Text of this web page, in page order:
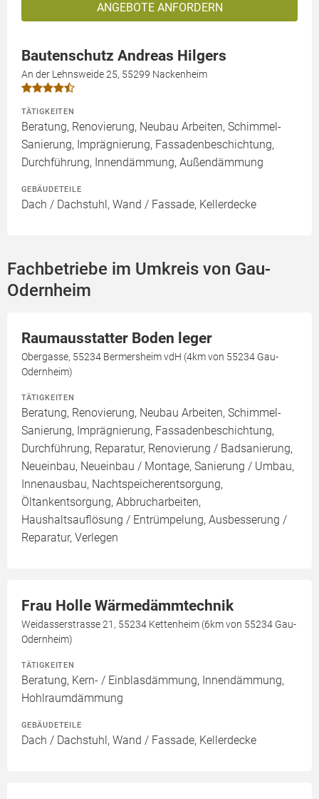
ANGEBOTE ANFORDERN
Bautenschutz Andreas Hilgers
An der Lehnsweide 25, 55299 Nackenheim
TÄTIGKEITEN
Beratung, Renovierung, Neubau Arbeiten, Schimmel-
Sanierung, Imprägnierung, Fassadenbeschichtung,
Durchführung, Innendämmung, Außendämmung
GEBÄUDETEILE
Dach / Dachstuhl, Wand / Fassade, Kellerdecke
Fachbetriebe im Umkreis von Gau-
Odernheim
Raumausstatter Boden leger
Obergasse, 55234 Bermersheim vdH (4km von 55234 Gau-
Odernheim)
TÄTIGKEITEN
Beratung, Renovierung, Neubau Arbeiten, Schimmel-
Sanierung, Imprägnierung, Fassadenbeschichtung,
Durchführung, Reparatur, Renovierung / Badsanierung,
Neueinbau, Neueinbau / Montage, Sanierung / Umbau,
Innenausbau, Nachtspeicherentsorgung,
Öltankentsorgung, Abbrucharbeiten,
Haushaltsauflösung / Entrümpelung, Ausbesserung /
Reparatur, Verlegen
Frau Holle Wärmedämmtechnik
Weidasserstrasse 21, 55234 Kettenheim (6km von 55234 Gau-
Odernheim)
TÄTIGKEITEN
Beratung, Kern- / Einblasdämmung, Innendämmung,
Hohlraumdämmung
GEBÄUDETEILE
Dach / Dachstuhl, Wand / Fassade, Kellerdecke